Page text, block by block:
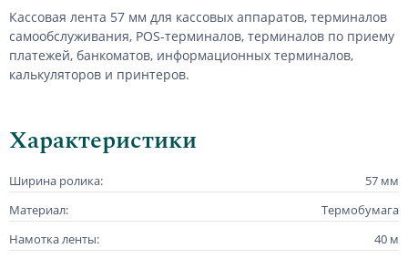
Кассовая лента 57 мм для кассовых аппаратов, терминалов
самообслуживания, POS-терминалов, терминалов по приему
платежей, банкоматов, информационных терминалов,
калькуляторов и принтеров.
Характеристики
Ширина ролика:
57 мм
Материал:
Термобумага
Намотка ленты:
40 м